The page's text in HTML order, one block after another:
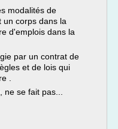
modalités de
un corps dans la
d'emplois dans la
par un contrat de
et de lois qui
.
se fait pas...